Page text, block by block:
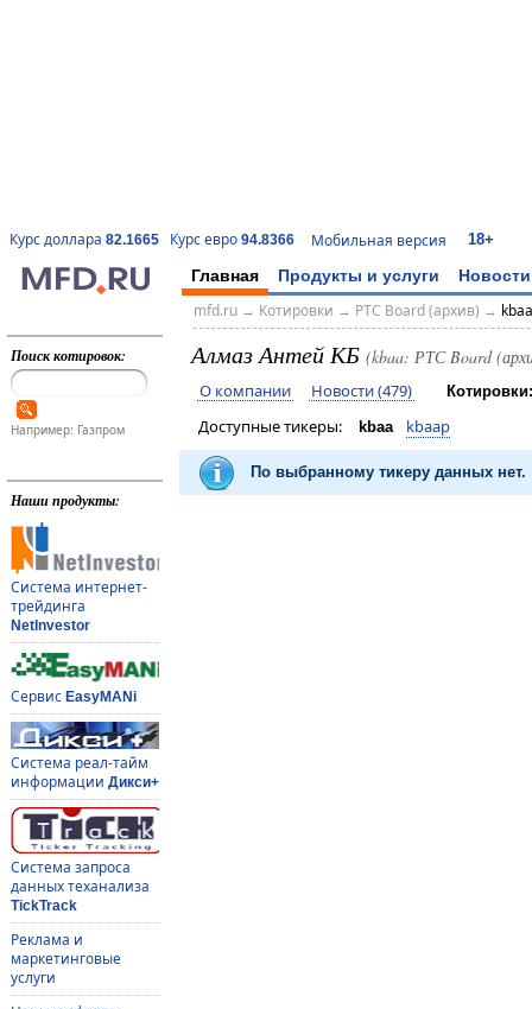
Курс доллара 82.1665 Курс евро 94.8366 Мобильная версия 18+
Главная Продукты и услуги Новости
Поиск котировок:
Например: Газпром
Наши продукты:
Система интернет-
трейдинга
NetInvestor
Сервис EasyMANi
Система реал-тайм
информации Дикси+
Система запроса
данных теханализа
TickTrack
Реклама и
маркетинговые
услуги
mfd.ru→ Котировки → РТС Board (архив) → kbaa
Алмаз Антей КБ (kbaa: РТС Board
О компании Новости (479)
Доступные тикеры: kbaa kbaap
По выбранному тикеру данных нет.